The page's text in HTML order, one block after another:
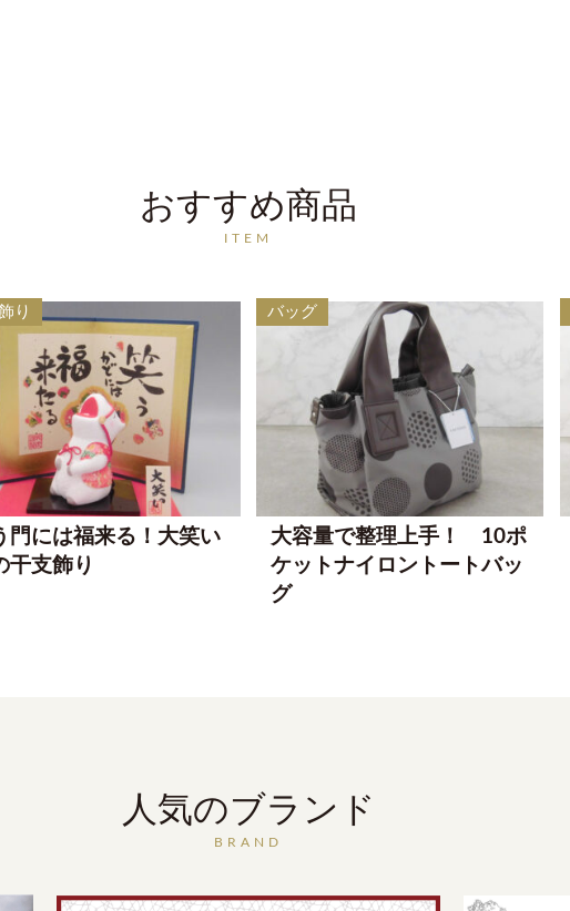
おすすめ商品
ITEM
り
門には福来る！大笑い
干支飾り
バッグ
大容量で整理上手！ 10ポ
ケットナイロントートバッ
グ
人気のブランド
BRAND